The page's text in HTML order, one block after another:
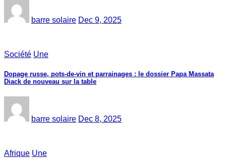
barre solaire Dec 9, 2025
Société Une
Dopage russe, pots-de-vin et parrainages : le dossier Papa Massata
Diack de nouveau sur la table
barre solaire Dec 8, 2025
Afrique Une